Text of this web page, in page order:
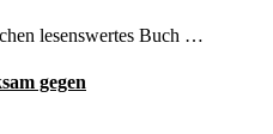
lesenswertes Buch …
gegen